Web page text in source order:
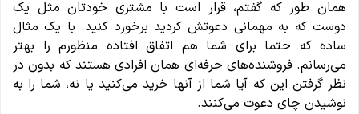
همان طور که گفتم، قرار است با مشتری خودتان مثل یک
دوست که به مهمانی دعوتش کردید برخورد کنید. با یک مثال
ساده که حتما برای شما هم اتفاق افتاده منظورم را بهتر
می‌رسانم. فروشنده‌های حرفه‌ای همان افرادی هستند که بدون در
نظر گرفتن این که آیا شما از آنها خرید می‌کنید یا نه، شما را به
نوشیدن چای دعوت می‌کنند.